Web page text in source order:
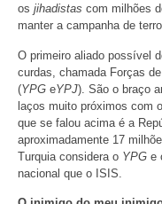
os jihadistas com milhões
manter a campanha de
O primeiro aliado possível
curdas, chamada Forças
(YPG eYPJ). São o braço
laços muito próximos com o
que se falou acima é a
aproximadamente 17
Turquia considera o YPG e
nacional que o ISIS.